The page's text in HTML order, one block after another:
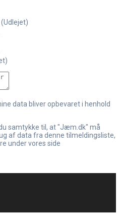
data bliver opbevaret i henhold
samtykke til, at "Jæm.dk" må
af data fra denne tilmeldingsliste,
under vores side